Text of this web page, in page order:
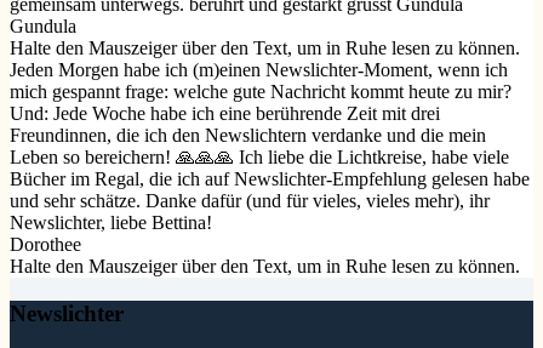
Gundula
Halte den Mauszeiger über den Text, um in Ruhe lesen zu können.
Jeden Morgen habe ich (m)einen Newslichter-Moment, wenn ich
mich gespannt frage: welche gute Nachricht kommt heute zu mir?
Und: Jede Woche habe ich eine berührende Zeit mit drei
Freundinnen, die ich den Newslichtern verdanke und die mein
Leben so bereichern! 🙏🙏🙏 Ich liebe die Lichtkreise, habe viele
Bücher im Regal, die ich auf Newslichter-Empfehlung gelesen habe
und sehr schätze. Danke dafür (und für vieles, vieles mehr), ihr
Newslichter, liebe Bettina!
Dorothee
Halte den Mauszeiger über den Text, um in Ruhe lesen zu können.
Newslichter